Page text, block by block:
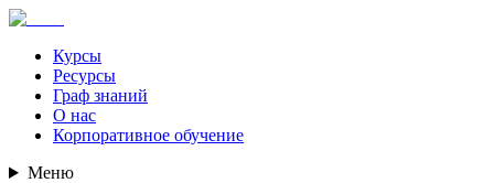
Курсы
Ресурсы
Граф знаний
О нас
Корпоративное обучение
Меню